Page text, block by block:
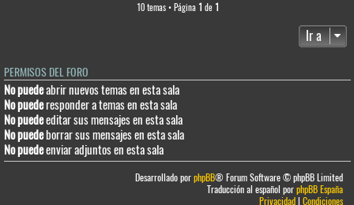
10 temas • Página 1 de 1
Ir a
PERMISOS DEL FORO
No puedeabrir nuevos temas en esta sala
No puederesponder a temas en esta sala
No puedeeditar sus mensajes en esta sala
No puedeborrar sus mensajes en esta sala
No puedeenviar adjuntos en esta sala
Desarrollado porphpBB® Forum Software © phpBB Limited
Traducción al español porphpBB España
Privacidad|Condiciones